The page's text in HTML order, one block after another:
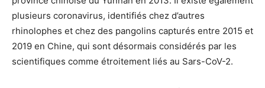
plusieurs coronavirus, identifiés chez d’autres
rhinolophes et chez des pangolins capturés entre 2015 et
2019 en Chine, qui sont désormais considérés par les
scientifiques comme étroitement liés au Sars-CoV-2.